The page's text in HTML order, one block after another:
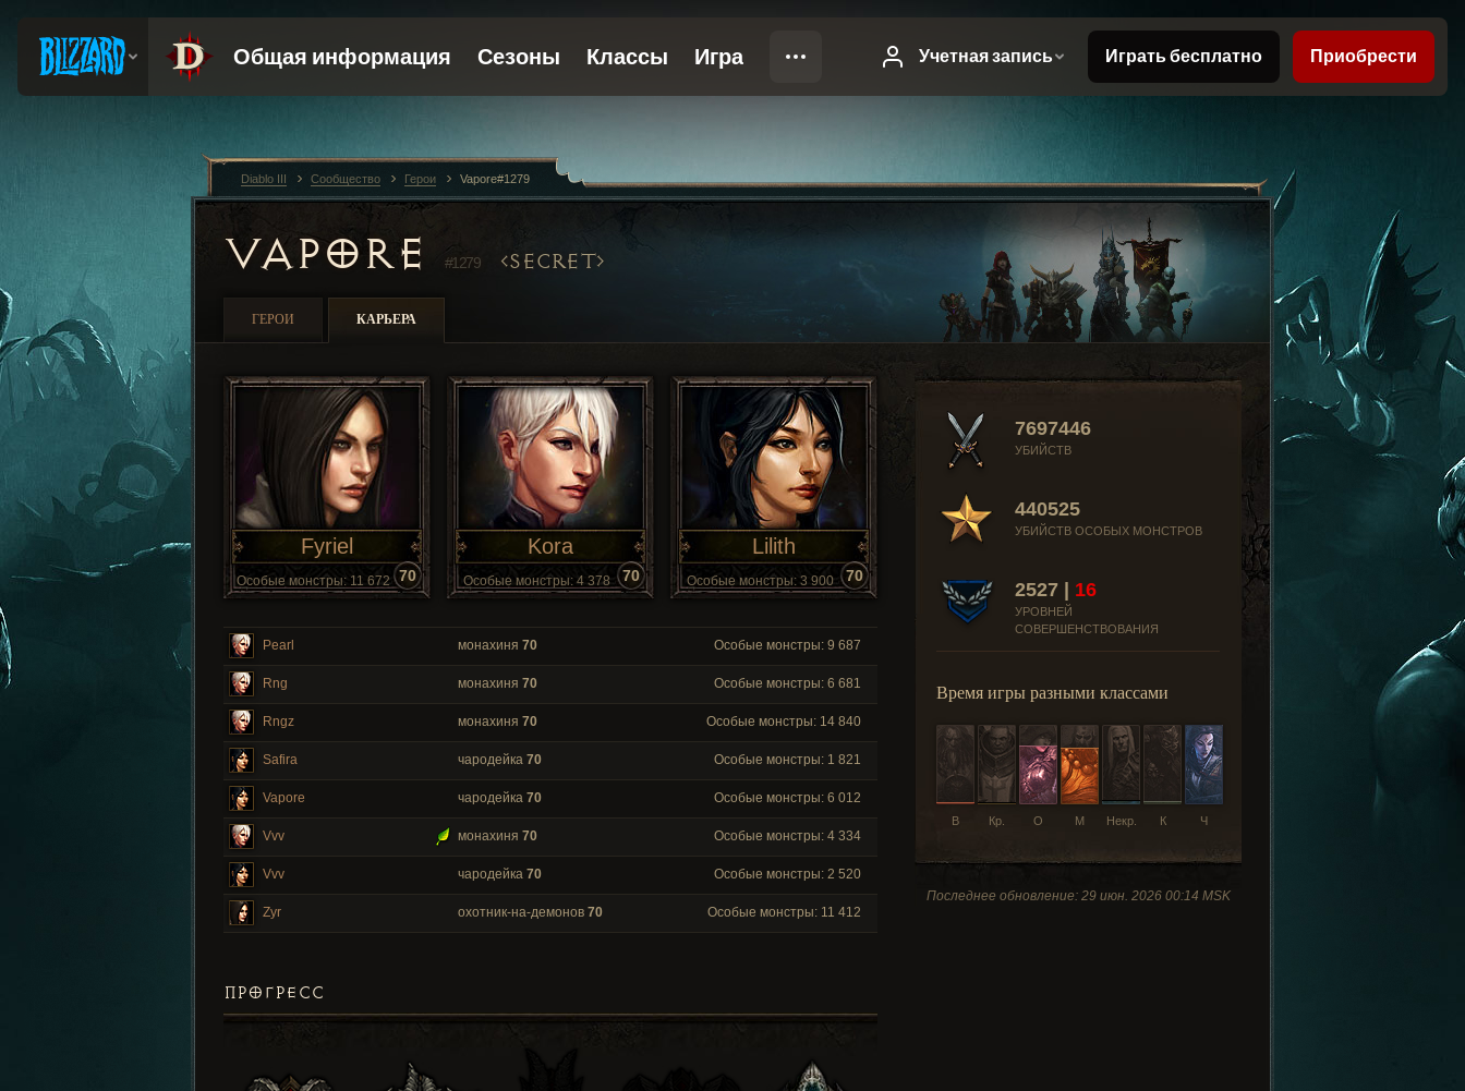
VAPORE #1279 SECRET
ГЕРОИ КАРЬЕРА
7697446
УБИЙСТВ
440525
УБИЙСТВ ОСОБЫХ МОНСТРОВ
2527 | 16
УРОВНЕЙ
СОВЕРШЕНСТВОВАНИЯ
Время игры разными классами
В К
Кр. М Некр.
О Ч
Последнее обновление: 29 июн. 2026 00:14 MSK
Fyriel
Особые монстры: 11 672 70
Kora
Особые монстры: 4 378 70
Lilith
Особые монстры: 3 900 70
Pearl монахиня 70 Особые монстры: 9 687
Rng монахиня 70 Особые монстры: 6 681
Rngz монахиня 70 Особые монстры: 14 840
Safira чародейка 70 Особые монстры: 1 821
Vapore чародейка 70 Особые монстры: 6 012
Vvv монахиня 70 Особые монстры: 4 334
Vvv чародейка 70 Особые монстры: 2 520
Zyr охотник-на-демонов 70 Особые монстры: 11 412
ПРОГРЕСС
Diablo III Сообщество Герои Vapore#1279